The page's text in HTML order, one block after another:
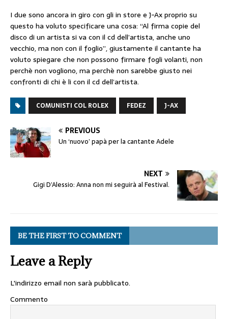
I due sono ancora in giro con gli in store e J-Ax proprio su
questo ha voluto specificare una cosa: “Al firma copie del
disco di un artista si va con il cd dell’artista, anche uno
vecchio, ma non con il foglio”, giustamente il cantante ha
voluto spiegare che non possono firmare fogli volanti, non
perchè non vogliono, ma perchè non sarebbe giusto nei
confronti di chi è li con il cd dell’artista.
COMUNISTI COL ROLEX FEDEZ J-AX
PREVIOUS
Un ‘nuovo’ papà per la cantante Adele
NEXT
Gigi D’Alessio: Anna non mi seguirà al Festival.
BE THE FIRST TO COMMENT
Leave a Reply
L'indirizzo email non sarà pubblicato.
Commento